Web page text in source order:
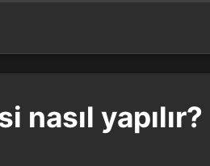
nasıl yapılır?